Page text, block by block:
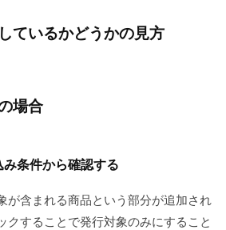
ているかどうかの見方
場合
条件から確認する
が含まれる商品という部分が追加され
クすることで発行対象のみにすること